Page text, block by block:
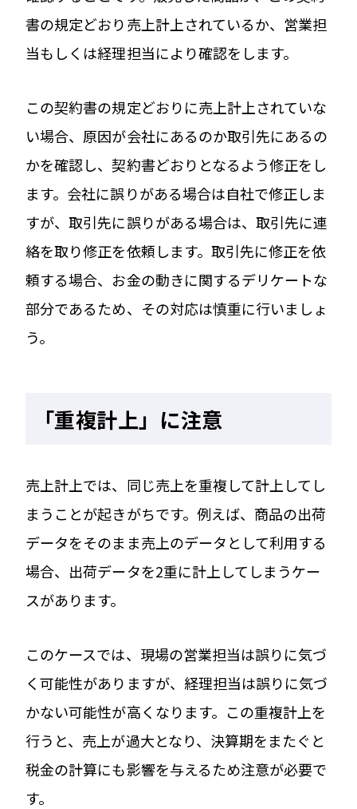
書の規定どおり売上計上されているか、営業担
当もしくは経理担当により確認をします。
この契約書の規定どおりに売上計上されていな
い場合、原因が会社にあるのか取引先にあるの
かを確認し、契約書どおりとなるよう修正をし
ます。会社に誤りがある場合は自社で修正しま
すが、取引先に誤りがある場合は、取引先に連
絡を取り修正を依頼します。取引先に修正を依
頼する場合、お金の動きに関するデリケートな
部分であるため、その対応は慎重に行いましょ
う。
「重複計上」に注意
売上計上では、同じ売上を重複して計上してし
まうことが起きがちです。例えば、商品の出荷
データをそのまま売上のデータとして利用する
場合、出荷データを2重に計上してしまうケー
スがあります。
このケースでは、現場の営業担当は誤りに気づ
く可能性がありますが、経理担当は誤りに気づ
かない可能性が高くなります。この重複計上を
行うと、売上が過大となり、決算期をまたぐと
税金の計算にも影響を与えるため注意が必要で
す。